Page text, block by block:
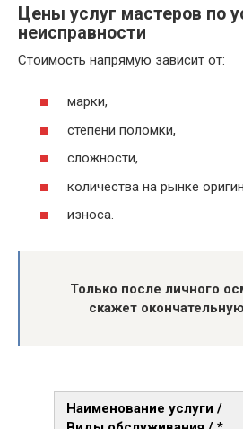
Цены услуг мастеров по
неисправности
Стоимость напрямую зависит от:
марки,
степени поломки,
сложности,
количества на рынке
износа.
Только после личного
скажет
Наименование услуги /